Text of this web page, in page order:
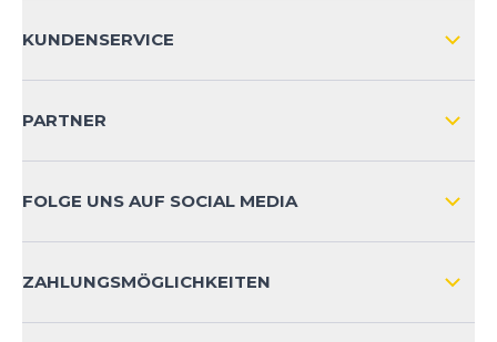
KUNDENSERVICE
KONTAKT
PRODUKTSICHERHEIT
PARTNER
FOLGE UNS AUF SOCIAL MEDIA
ZAHLUNGSMÖGLICHKEITEN